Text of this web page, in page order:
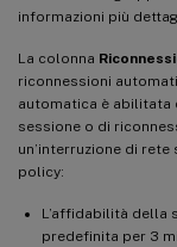
informazioni più
La colonna
riconnessioni
automatica è
sessione o di
un’interruzione di rete
policy:
L’affidabilità della
predefinita per 3